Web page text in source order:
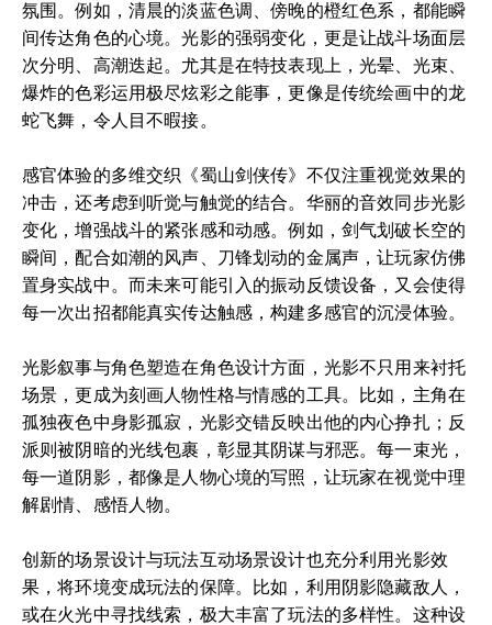
氛围。例如，清晨的淡蓝色调、傍晚的橙红色系，都能瞬
间传达角色的心境。光影的强弱变化，更是让战斗场面层
次分明、高潮迭起。尤其是在特技表现上，光晕、光束、
爆炸的色彩运用极尽炫彩之能事，更像是传统绘画中的龙
蛇飞舞，令人目不暇接。
感官体验的多维交织《蜀山剑侠传》不仅注重视觉效果的
冲击，还考虑到听觉与触觉的结合。华丽的音效同步光影
变化，增强战斗的紧张感和动感。例如，剑气划破长空的
瞬间，配合如潮的风声、刀锋划动的金属声，让玩家仿佛
置身实战中。而未来可能引入的振动反馈设备，又会使得
每一次出招都能真实传达触感，构建多感官的沉浸体验。
光影叙事与角色塑造在角色设计方面，光影不只用来衬托
场景，更成为刻画人物性格与情感的工具。比如，主角在
孤独夜色中身影孤寂，光影交错反映出他的内心挣扎；反
派则被阴暗的光线包裹，彰显其阴谋与邪恶。每一束光，
每一道阴影，都像是人物心境的写照，让玩家在视觉中理
解剧情、感悟人物。
创新的场景设计与玩法互动场景设计也充分利用光影效
果，将环境变成玩法的保障。比如，利用阴影隐藏敌人，
或在火光中寻找线索，极大丰富了玩法的多样性。这种设